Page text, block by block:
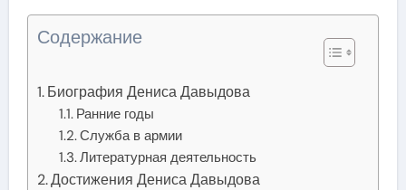
Содержание
Биография Дениса Давыдова
Ранние годы
Служба в армии
Литературная деятельность
Достижения Дениса Давыдова